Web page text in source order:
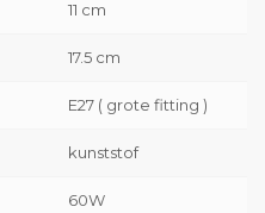
11 cm
17.5 cm
E27 ( grote fitting )
kunststof
60W